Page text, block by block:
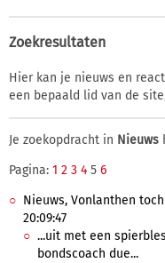
Zoekresultaten
Hier kan je nieuws en
een bepaald lid van de
Je zoekopdracht in Nieuws
Pagina: 1 2 3 4 5 6
Nieuws, Vonlanthen
20:09:47
...uit met een
bondscoach due...